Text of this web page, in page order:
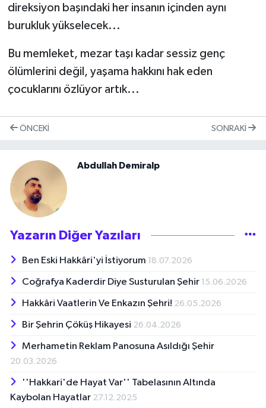
direksiyon başındaki her insanın içinden aynı
burukluk yükselecek...
Bu memleket, mezar taşı kadar sessiz genç
ölümlerini değil, yaşama hakkını hak eden
çocuklarını özlüyor artık...
ÖNCEKI SONRAKI
Abdullah Demiralp
Yazarın Diğer Yazıları
Ben Eski Hakkâri'yi İstiyorum 18.07.2026
Coğrafya Kaderdir Diye Susturulan Şehir 15.06.2026
Hakkâri Vaatlerin Ve Enkazın Şehri! 26.05.2026
Bir Şehrin Çöküş Hikayesi 26.04.2026
Merhametin Reklam Panosuna Asıldığı Şehir
20.03.2026
''Hakkari'de Hayat Var'' Tabelasının Altında
Kaybolan Hayatlar 27.12.2025